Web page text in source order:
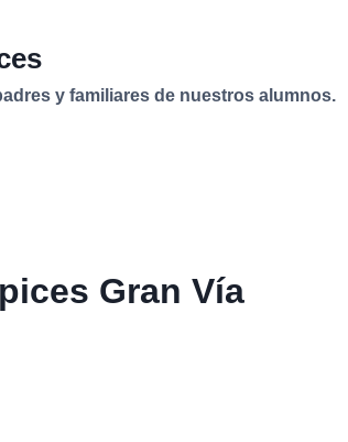
y familiares de nuestros alumnos.
Gran Vía